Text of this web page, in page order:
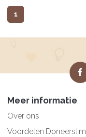
1
Meer informatie
Over ons
Voordelen Doneerslim